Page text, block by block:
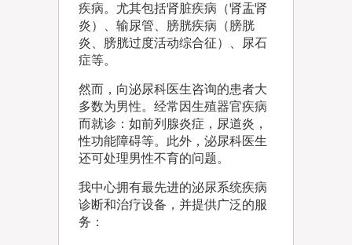
疾病。尤其包括肾脏疾病（肾盂肾
炎）、输尿管、膀胱疾病（膀胱
炎、膀胱过度活动综合征）、尿石
症等。
然而，向泌尿科医生咨询的患者大
多数为男性。经常因生殖器官疾病
而就诊：如前列腺炎症，尿道炎，
性功能障碍等。此外，泌尿科医生
还可处理男性不育的问题。
我中心拥有最先进的泌尿系统疾病
诊断和治疗设备，并提供广泛的服
务：